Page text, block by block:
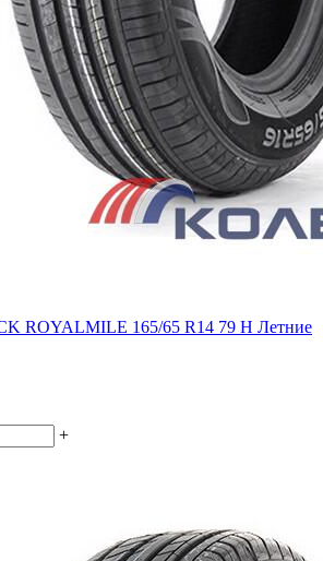
ROYALMILE 165/65 R14 79 H Летние
+